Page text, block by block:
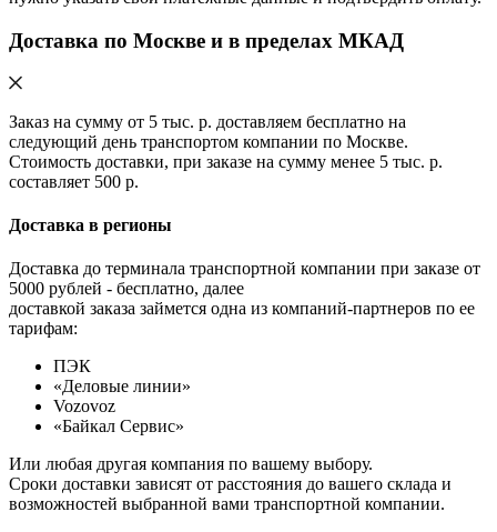
Доставка по Москве и в пределах МКАД
Заказ на сумму от 5 тыс. р. доставляем бесплатно на
следующий день транспортом компании по Москве.
Стоимость доставки, при заказе на сумму менее 5 тыс. р.
составляет 500 р.
Доставка в регионы
Доставка до терминала транспортной компании при заказе от
5000 рублей - бесплатно, далее
доставкой заказа займется одна из компаний-партнеров по ее
тарифам:
ПЭК
«Деловые линии»
Vozovoz
«Байкал Сервис»
Или любая другая компания по вашему выбору.
Сроки доставки зависят от расстояния до вашего склада и
возможностей выбранной вами транспортной компании.